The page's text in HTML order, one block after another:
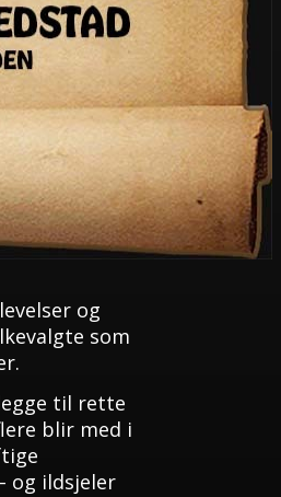
og
som
til rette
blir med i
og ildsjeler